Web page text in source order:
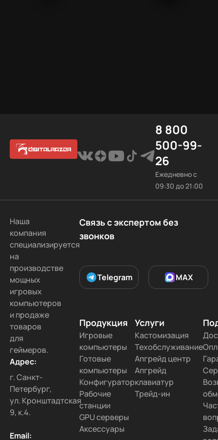
8 800
500-99-
26
Ежедневно с
09:30 до 21:00
Наша
компания
специализируется
на
производстве
мощных
игровых
компьютеров
и продаже
товаров
для
геймеров.
Адрес:
г. Санкт-
Петербург,
ул. Кронштадтская
9, к.4.
Email:
Связь с экспертом без
звонков
Telegram MAX
Продукция
Игровые
компьютеры
Готовые
компьютеры
Конфигуратор
Рабочие
станции
GPU серверы
Аксессуары
Услуги
Кастомизация
Техобслуживание
Апгрейд центр
Апгрейд
клавиатур
Трейд-ин